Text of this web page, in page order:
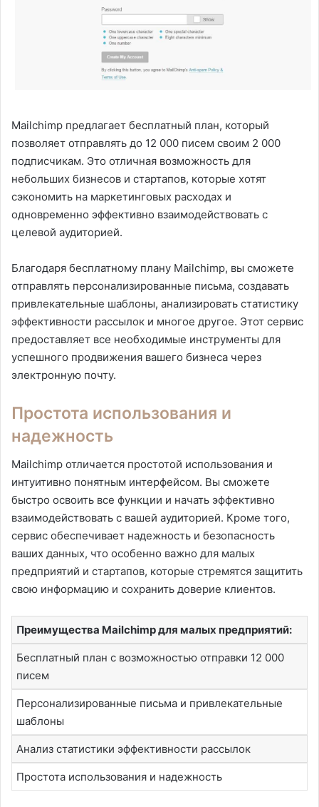
Mailchimp предлагает бесплатный план, который
позволяет отправлять до 12 000 писем своим 2 000
подписчикам. Это отличная возможность для
небольших бизнесов и стартапов, которые хотят
сэкономить на маркетинговых расходах и
одновременно эффективно взаимодействовать с
целевой аудиторией.
Благодаря бесплатному плану Mailchimp, вы сможете
отправлять персонализированные письма, создавать
привлекательные шаблоны, анализировать статистику
эффективности рассылок и многое другое. Этот сервис
предоставляет все необходимые инструменты для
успешного продвижения вашего бизнеса через
электронную почту.
Простота использования и
надежность
Mailchimp отличается простотой использования и
интуитивно понятным интерфейсом. Вы сможете
быстро освоить все функции и начать эффективно
взаимодействовать с вашей аудиторией. Кроме того,
сервис обеспечивает надежность и безопасность
ваших данных, что особенно важно для малых
предприятий и стартапов, которые стремятся защитить
свою информацию и сохранить доверие клиентов.
Преимущества Mailchimp для малых предприятий:
Бесплатный план с возможностью отправки 12 000
писем
Персонализированные письма и привлекательные
шаблоны
Анализ статистики эффективности рассылок
Простота использования и надежность